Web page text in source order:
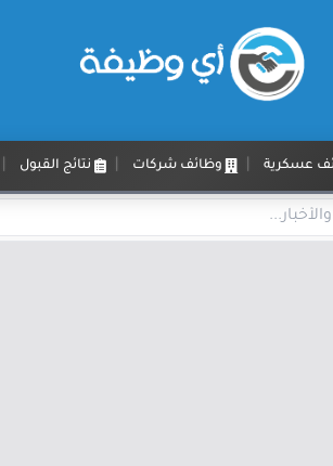
عسكرية وظائف شركات نتائج القبول